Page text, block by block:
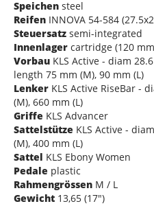
Speichen steel
Reifen INNOVA 54-584
Steuersatz semi-integrated
Innenlager cartridge (120
Vorbau KLS Active - diam
length 75 mm (M), 90 mm (L)
Lenker KLS Active RiseBar -
(M), 660 mm (L)
Griffe KLS Advancer
Sattelstütze KLS Active -
(M), 400 mm (L)
Sattel KLS Ebony Women
Pedale plastic
Rahmengrössen M / L
Gewicht 13,65 (17")